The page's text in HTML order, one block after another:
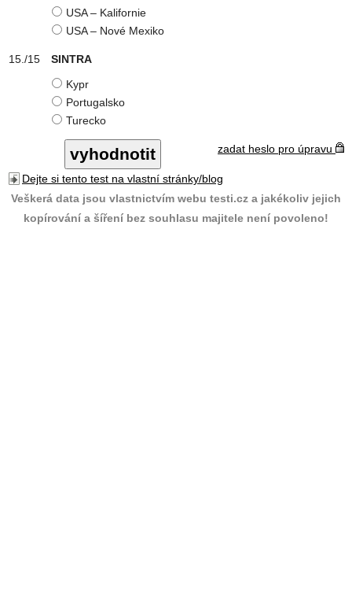
USA – Kalifornie
USA – Nové Mexiko
SINTRA
Kypr
Portugalsko
Turecko
zadat heslo pro úpravu
Dejte si tento test na vlastní stránky/blog
Veškerá data jsou vlastnictvím webu testi.cz a jakékoliv jejich
kopírování a šíření bez souhlasu majitele není povoleno!